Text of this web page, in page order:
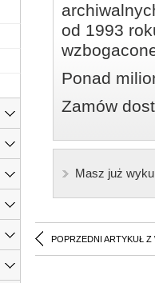
od 1993
Ponad
Zamów
Masz już
POPRZEDNI ARTYKUŁ Z